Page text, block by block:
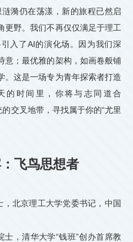
漪仍在荡漾，新的旅程已然启
更野。我们不再仅仅满足于理工
入了AI的演化场。因为我们深
意；最优雅的架构，如画卷般铺
。这是一场专为青年探索者打造
的时间里，你将与志同道合
交叉地带，寻找属于你的“尤里
飞鸟思想者
，北京理工大学党委书记，中国
士，清华大学“钱班”创办首席教